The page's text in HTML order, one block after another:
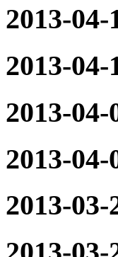
2013-04-
2013-04-
2013-04-
2013-04-
2013-03-